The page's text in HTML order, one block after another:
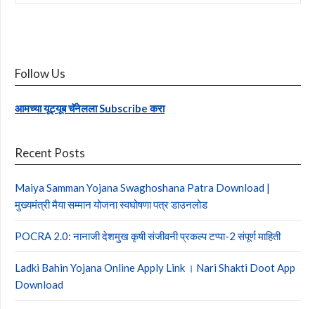
Follow Us
आमच्या यूट्यूब चॅनेलला Subscribe करा
Recent Posts
Maiya Samman Yojana Swaghoshana Patra Download |
मुख्यमंत्री मैया सम्मान योजना स्वघोषणा पत्र डाउनलोड
POCRA 2.0: नानाजी देशमुख कृषी संजीवनी प्रकल्प टप्पा-2 संपूर्ण माहिती
Ladki Bahin Yojana Online Apply Link । Nari Shakti Doot App
Download